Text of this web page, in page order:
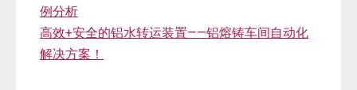
例分析
高效+安全的铝水转运装置——铝熔铸车间自动化
解决方案！